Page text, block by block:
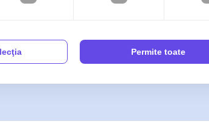
de listare
care își
- iar
Permite toate